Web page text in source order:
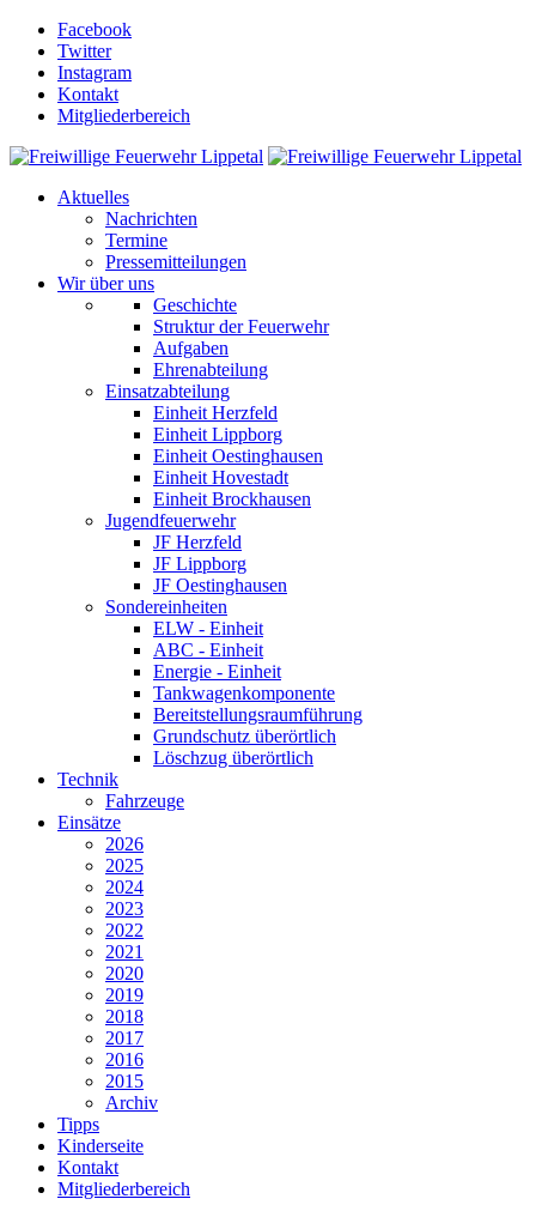
Facebook
Twitter
Instagram
Kontakt
Mitgliederbereich
Aktuelles
Nachrichten
Termine
Pressemitteilungen
Wir über uns
Geschichte
Struktur der Feuerwehr
Aufgaben
Ehrenabteilung
Einsatzabteilung
Einheit Herzfeld
Einheit Lippborg
Einheit Oestinghausen
Einheit Hovestadt
Einheit Brockhausen
Jugendfeuerwehr
JF Herzfeld
JF Lippborg
JF Oestinghausen
Sondereinheiten
ELW - Einheit
ABC - Einheit
Energie - Einheit
Tankwagenkomponente
Bereitstellungsraumführung
Grundschutz überörtlich
Löschzug überörtlich
Technik
Fahrzeuge
Einsätze
2026
2025
2024
2023
2022
2021
2020
2019
2018
2017
2016
2015
Archiv
Tipps
Kinderseite
Kontakt
Mitgliederbereich